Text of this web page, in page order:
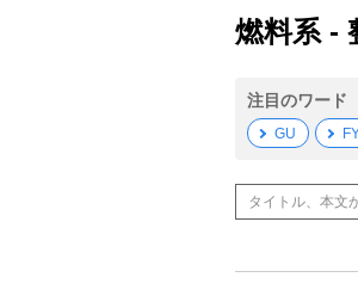
燃料系 -
注目のワード
GU